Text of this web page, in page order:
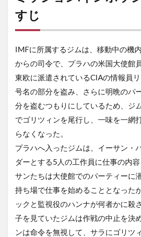
すじ
IMFに所属するジムは、移動中の機
からの司令で、プラハの米国大使館
東欧に派遣されているCIAの情報員
号名の部分を盗み、さらに明晩のパ
分を盗むつもりにしているため、ジ
でゴリツィンを尾行し、一味を一網
らなくなった。
プラハへ入ったジムは、イーサン・
ダーとする5人の工作員に仕事の内
サンたちは大使館でのパーティーに
持ち場で仕事を始めることとなった
ックと監視役のハンナが何者かに殺
子を見ていたジムは作戦の中止を決
ンは命令を無視して、サラにゴリツ